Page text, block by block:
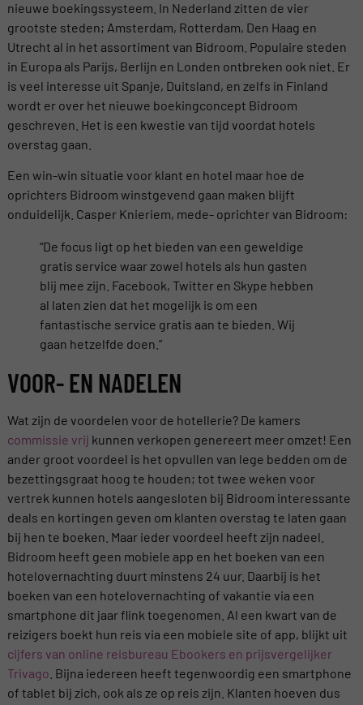
nieuwe boekingssysteem. In Nederland zitten de vier
grootste steden; Amsterdam, Rotterdam, Den Haag en
Utrecht al in het assortiment van Bidroom. Populaire steden
in Europa als Parijs, Berlijn en Londen ontbreken ook niet. Er
is veel interesse uit Spanje, Duitsland, en zelfs in Finland
wordt er over het nieuwe boekingconcept Bidroom
geschreven. Het is een kwestie van tijd voordat hotels
overstag gaan.
Een win-win situatie voor klant en hotel maar hoe de
oprichters Bidroom winstgevend gaan maken blijft
onduidelijk. Casper Knieriem, mede- oprichter van Bidroom:
“De focus ligt op het bieden van een geweldige
gratis service waar zowel hotels als hun gasten
blij mee zijn. Facebook, Twitter en Skype hebben
al laten zien dat het mogelijk is om een
fantastische service gratis aan te bieden. Wij
gaan hetzelfde doen.”
VOOR- EN NADELEN
Wat zijn de voordelen voor de hotellerie? De kamers
commissie vrij kunnen verkopen genereert meer omzet! Een
ander groot voordeel is het opvullen van lege bedden om de
bezettingsgraat hoog te houden; tot twee weken voor
vertrek kunnen hotels aangesloten bij Bidroom interessante
deals en kortingen geven om klanten overstag te laten gaan
bij hen te boeken. Maar ieder voordeel heeft zijn nadeel.
Bidroom heeft geen mobiele app en het boeken van een
hotelovernachting duurt minstens 24 uur. Daarbij is het
boeken van een hotelovernachting of vakantie via een
smartphone dit jaar flink toegenomen. Al een kwart van de
reizigers boekt hun reis via een mobiele site of app, blijkt uit
cijfers van online reisbureau Ebookers en prijsvergelijker
Trivago . Bijna iedereen heeft tegenwoordig een smartphone
of tablet bij zich, ook als ze op reis zijn. Klanten hoeven dus